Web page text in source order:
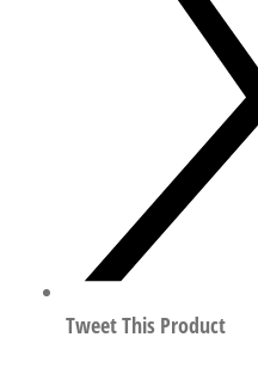
133128
数Tweet This Product